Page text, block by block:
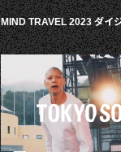
MIND TRAVEL 2023 ダイ